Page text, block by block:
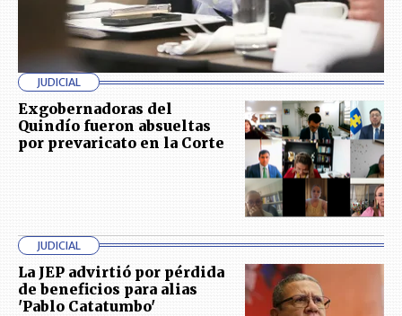
JUDICIAL
Exgobernadoras del
Quindío fueron absueltas
por prevaricato en la Corte
JUDICIAL
La JEP advirtió por pérdida
de beneficios para alias
'Pablo Catatumbo'